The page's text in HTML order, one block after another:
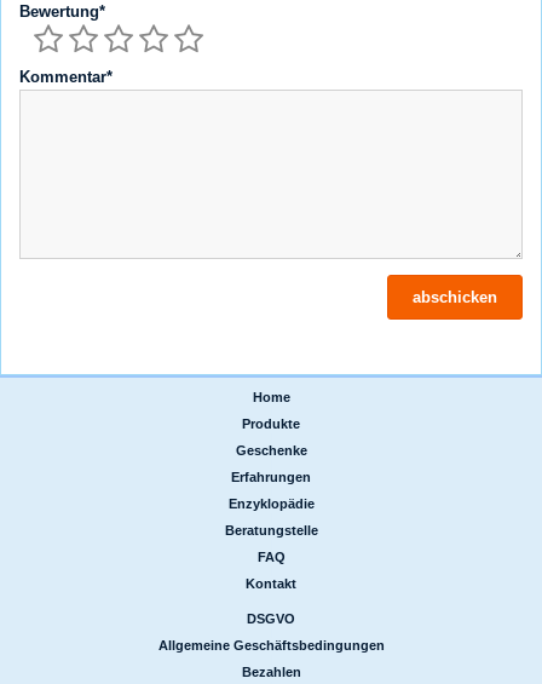
Bewertung*
Kommentar*
Home
Produkte
Geschenke
Erfahrungen
Enzyklopädie
Beratungstelle
FAQ
Kontakt
DSGVO
Allgemeine Geschäftsbedingungen
Bezahlen